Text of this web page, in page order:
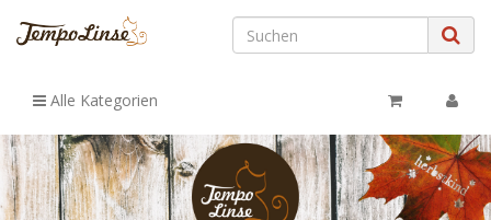
Alle Kategorien